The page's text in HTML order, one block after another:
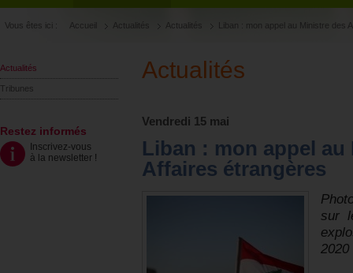
Vous êtes ici : Accueil Actualités Actualités Liban : mon appel au Ministre des
Actualités
Tribunes
Restez informés
Inscrivez-vous
à la newsletter !
Actualités
Vendredi 15 mai
Liban : mon appel au
Affaires étrangères
sur
2020